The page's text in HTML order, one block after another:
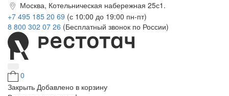
Москва, Котельническая набережная 25с1.
+7 495 185 20 69 (с 10:00 до 19:00 пн-пт)
8 800 302 07 26 (Бесплатный звонок по России)
0
Закрыть Добавлено в корзину